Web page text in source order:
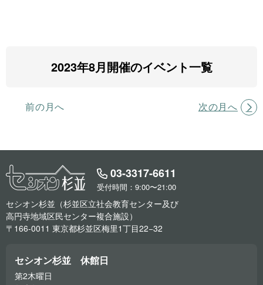
前の月へ
2023年8月開催のイベント一覧
次の月へ
03-3317-6611
受付時間：9:00〜21:00
セシオン杉並（杉並区立社会教育センター及び
高円寺地域区民センター複合施設）
〒166-0011 東京都杉並区梅里1丁目22−32
セシオン杉並 休館日
第2木曜日